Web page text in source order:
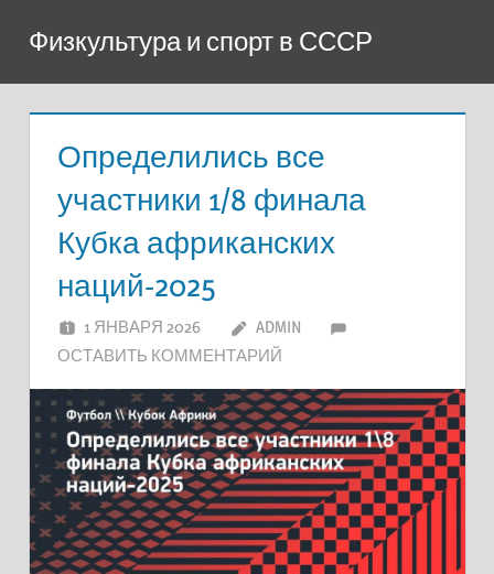
содержимому
Физкультура и спорт в СССР
Определились все
участники 1/8 финала
Кубка африканских
наций-2025
1 ЯНВАРЯ 2026
ADMIN
ОСТАВИТЬ КОММЕНТАРИЙ